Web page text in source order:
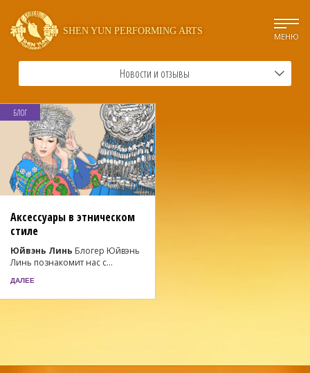
SHEN YUN PERFORMING ARTS
МЕНЮ
Новости и отзывы
БЛОГ
Аксессуары в этническом
стиле
Юйвэнь Линь Блогер Юйвэнь
Линь познакомит нас с...
ДАЛЕЕ